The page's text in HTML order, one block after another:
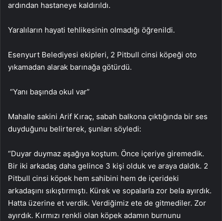
ardından hastaneye kaldırıldı.
Yaralıların hayati tehlikesinin olmadığı öğrenildi.
Esenyurt Belediyesi ekipleri, 2 Pitbull cinsi köpeği oto
yıkamadan alarak barınağa götürdü.
“Yanı başında okul var”
Mahalle sakini Arif Kıraç, sabah balkona çıktığında bir ses
duyduğunu belirterek, şunları söyledi:
“Duyar duymaz aşağıya koştum. Önce içeriye giremedik.
Bir iki arkadaş daha gelince 3 kişi olduk ve araya daldık. 2
Pitbull cinsi köpek hem sahibini hem de içerideki
arkadaşını sıkıştırmıştı. Kürek ve sopalarla zor bela ayırdık.
Hatta üzerine et verdik. Verdiğimiz ete de gitmediler. Zor
ayırdık. Kırmızı renkli olan köpek adamın burnunu